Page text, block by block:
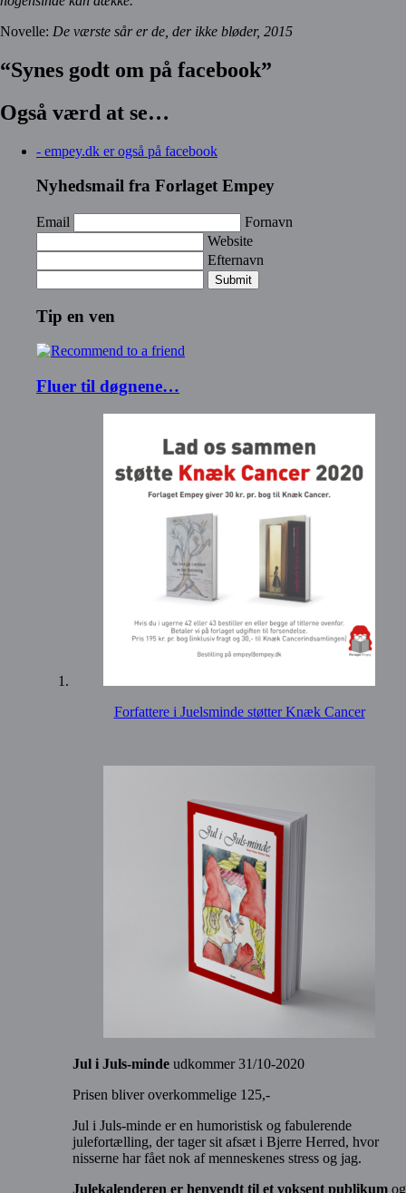
Novelle: De værste sår er de, der ikke bløder, 2015
“Synes godt om på facebook”
Også værd at se…
- empey.dk er også på facebook
Nyhedsmail fra Forlaget Empey
Email
Fornavn
Website
Efternavn
Submit
Tip en ven
Fluer til døgnene…
Forfattere i Juelsminde støtter Knæk Cancer
Jul i Juls-minde udkommer 31/10-2020
Prisen bliver overkommelige 125,-
Jul i Juls-minde er en humoristisk og fabulerende
julefortælling, der tager sit afsæt i Bjerre Herred, hvor
nisserne har fået nok af menneskenes stress og jag.
Julekalenderen er henvendt til et voksent publikum og